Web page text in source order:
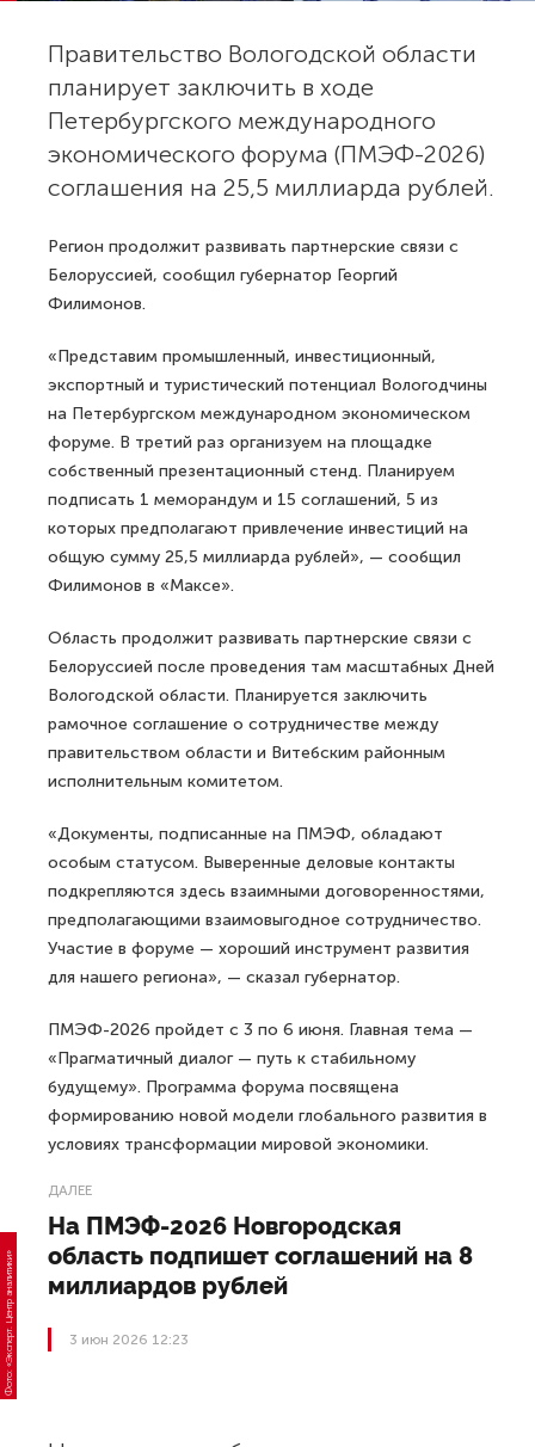
Правительство Вологодской области
планирует заключить в ходе
Петербургского международного
экономического форума (ПМЭФ-2026)
соглашения на 25,5 миллиарда рублей.
Регион продолжит развивать партнерские связи с
Белоруссией, сообщил губернатор Георгий
Филимонов.
«Представим промышленный, инвестиционный,
экспортный и туристический потенциал Вологодчины
на Петербургском международном экономическом
форуме. В третий раз организуем на площадке
собственный презентационный стенд. Планируем
подписать 1 меморандум и 15 соглашений, 5 из
которых предполагают привлечение инвестиций на
общую сумму 25,5 миллиарда рублей», — сообщил
Филимонов в «Максе».
Область продолжит развивать партнерские связи с
Белоруссией после проведения там масштабных Дней
Вологодской области. Планируется заключить
рамочное соглашение о сотрудничестве между
правительством области и Витебским районным
исполнительным комитетом.
«Документы, подписанные на ПМЭФ, обладают
особым статусом. Выверенные деловые контакты
подкрепляются здесь взаимными договоренностями,
предполагающими взаимовыгодное сотрудничество.
Участие в форуме — хороший инструмент развития
для нашего региона», — сказал губернатор.
ПМЭФ-2026 пройдет с 3 по 6 июня. Главная тема —
«Прагматичный диалог — путь к стабильному
будущему». Программа форума посвящена
формированию новой модели глобального развития в
условиях трансформации мировой экономики.
ДАЛЕЕ
На ПМЭФ-2026 Новгородская
область подпишет соглашений на 8
миллиардов рублей
3 июн 2026 12:23